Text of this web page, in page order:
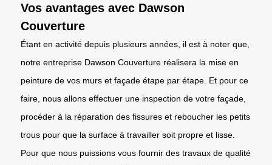
Vos avantages avec Dawson
Couverture
Étant en activité depuis plusieurs années, il est à noter que,
notre entreprise Dawson Couverture réalisera la mise en
peinture de vos murs et façade étape par étape. Et pour ce
faire, nous allons effectuer une inspection de votre façade,
procéder à la réparation des fissures et reboucher les petits
trous pour que la surface à travailler soit propre et lisse.
Pour que nous puissions vous fournir des travaux de qualité